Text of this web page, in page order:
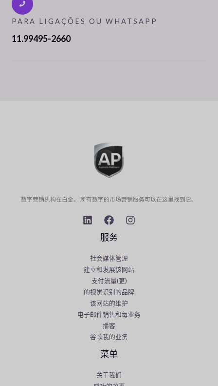
PARA LIGAÇÕES OU WHATSAPP
11.99495-2660
数字营销机构在白金。 所有数字的市场营销服务可以在这里找到它。
服务
社会媒体管理
建立和发展该网站
支付流量(更)
的视觉识别的品牌
该网站的维护
电子邮件销售和每业务
播客
谷歌我的业务
菜单
关于我们